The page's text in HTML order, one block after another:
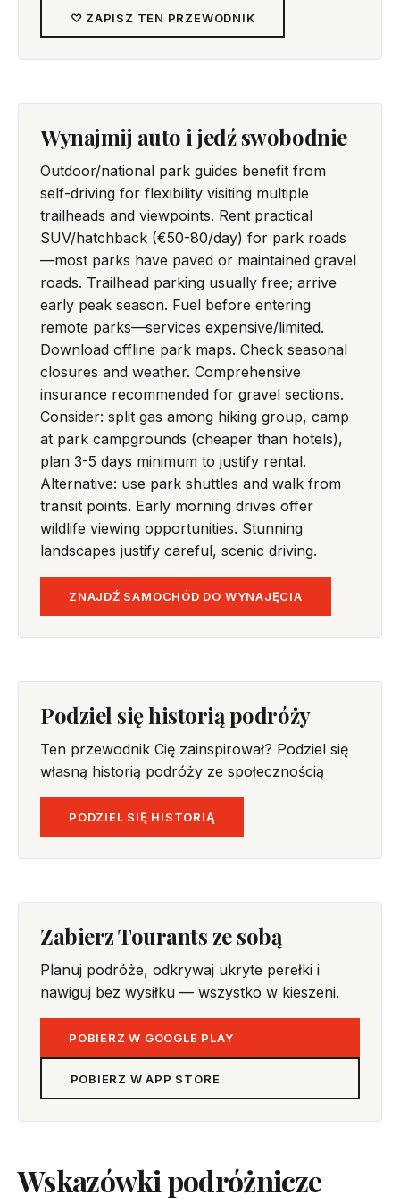
♡ ZAPISZ TEN PRZEWODNIK
Wynajmij auto i jedź swobodnie
Outdoor/national park guides benefit from
self-driving for flexibility visiting multiple
trailheads and viewpoints. Rent practical
SUV/hatchback (€50-80/day) for park roads
—most parks have paved or maintained gravel
roads. Trailhead parking usually free; arrive
early peak season. Fuel before entering
remote parks—services expensive/limited.
Download offline park maps. Check seasonal
closures and weather. Comprehensive
insurance recommended for gravel sections.
Consider: split gas among hiking group, camp
at park campgrounds (cheaper than hotels),
plan 3-5 days minimum to justify rental.
Alternative: use park shuttles and walk from
transit points. Early morning drives offer
wildlife viewing opportunities. Stunning
landscapes justify careful, scenic driving.
ZNAJDŹ SAMOCHÓD DO WYNAJĘCIA
Podziel się historią podróży
Ten przewodnik Cię zainspirował? Podziel się
własną historią podróży ze społecznością
PODZIEL SIĘ HISTORIĄ
Zabierz Tourants ze sobą
Planuj podróże, odkrywaj ukryte perełki i
nawiguj bez wysiłku — wszystko w kieszeni.
POBIERZ W GOOGLE PLAY
POBIERZ W APP STORE
Wskazówki podróżnicze